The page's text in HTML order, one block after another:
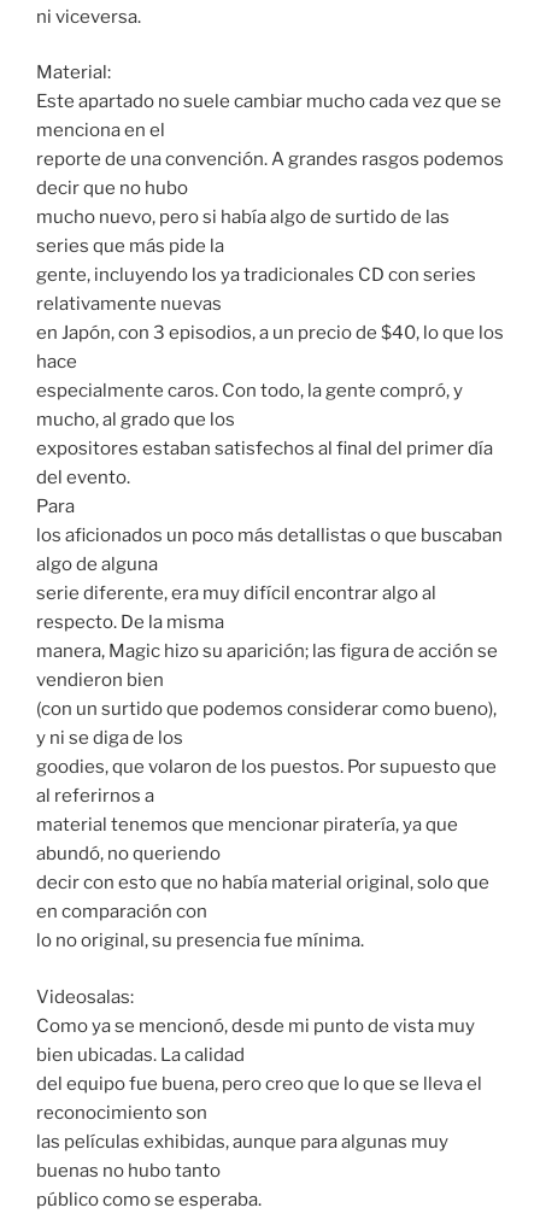
ni viceversa.
Material:
Este apartado no suele cambiar mucho cada vez que se
menciona en el
reporte de una convención. A grandes rasgos podemos
decir que no hubo
mucho nuevo, pero si había algo de surtido de las
series que más pide la
gente, incluyendo los ya tradicionales CD con series
relativamente nuevas
en Japón, con 3 episodios, a un precio de $40, lo que los
hace
especialmente caros. Con todo, la gente compró, y
mucho, al grado que los
expositores estaban satisfechos al final del primer día
del evento.
Para
los aficionados un poco más detallistas o que buscaban
algo de alguna
serie diferente, era muy difícil encontrar algo al
respecto. De la misma
manera, Magic hizo su aparición; las figura de acción se
vendieron bien
(con un surtido que podemos considerar como bueno),
y ni se diga de los
goodies, que volaron de los puestos. Por supuesto que
al referirnos a
material tenemos que mencionar piratería, ya que
abundó, no queriendo
decir con esto que no había material original, solo que
en comparación con
lo no original, su presencia fue mínima.
Videosalas:
Como ya se mencionó, desde mi punto de vista muy
bien ubicadas. La calidad
del equipo fue buena, pero creo que lo que se lleva el
reconocimiento son
las películas exhibidas, aunque para algunas muy
buenas no hubo tanto
público como se esperaba.